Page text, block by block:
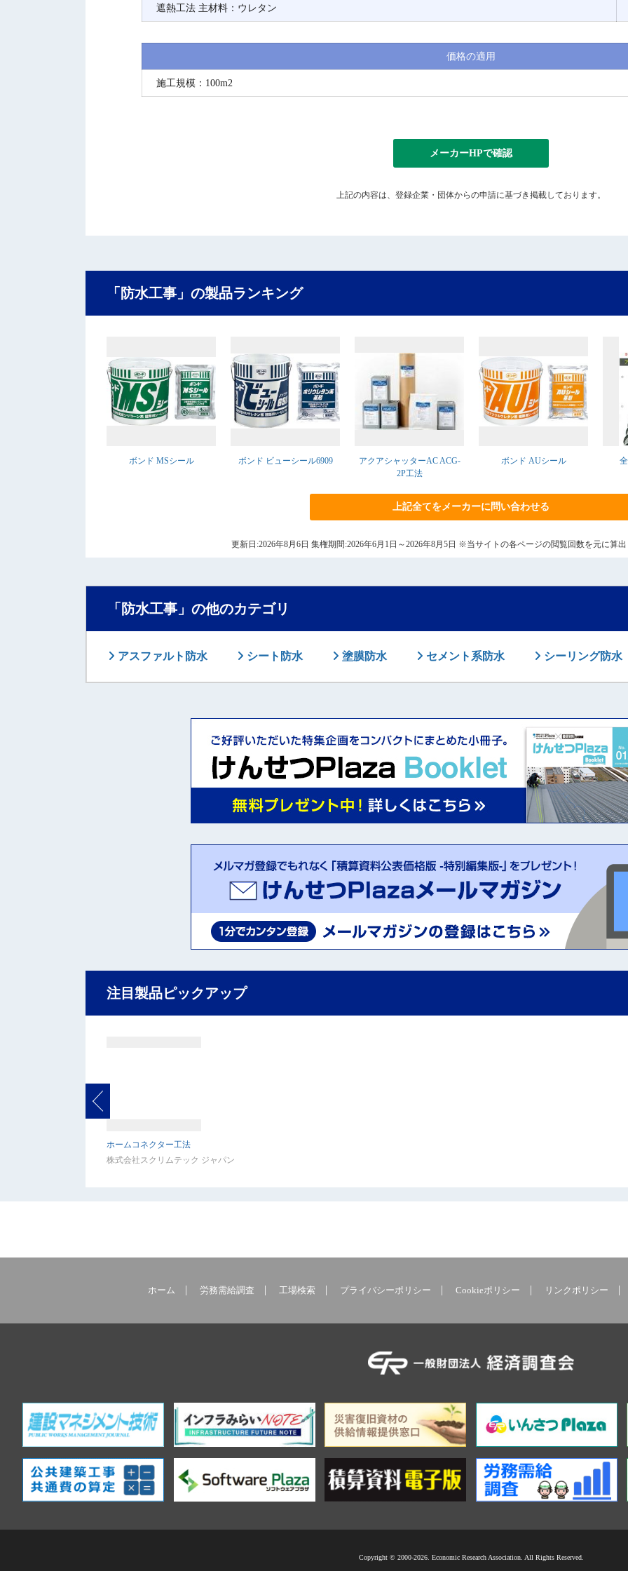
遮熱工法 主材料：ウレタン
価格の適用
施工規模：100m2
メーカーHPで確認
上記の内容は、登録企業・団体からの申請に基づき掲載しております。
「防水工事」の製品ランキング
ボンド MSシール ボンド ビューシール6909
アクアシャッターAC ACG-
2P工法
ボンド AUシール
上記全てをメーカーに問い合わせる
更新日:2026年8月6日 集権期間:2026年6月1日～2026年8月5日 ※当サイトの各ページの閲覧回数を元に算出
「防水工事」の他のカテゴリ
アスファルト防水 シート防水 塗膜防水 セメント系防水 シーリング防水
注目製品ピックアップ
ホームコネクター工法
株式会社スクリムテック ジャパン
ホーム 労務需給調査 工場検索 プライバシーポリシー Cookieポリシー リンクポリシー
Copyright © 2000-2026. Economic Research Association. All Rights Reserved.